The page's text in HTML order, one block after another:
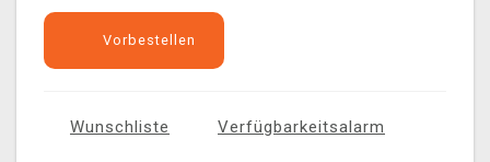
Vorbestellen
Wunschliste Verfügbarkeitsalarm